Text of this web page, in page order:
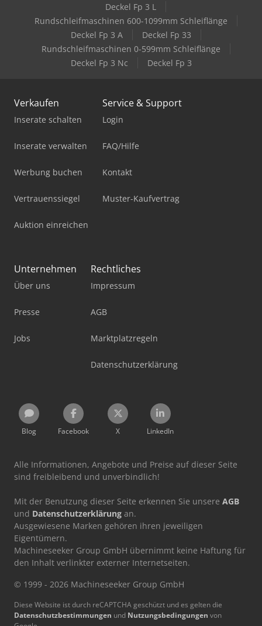
Deckel Fp 3 L
Rundschleifmaschinen 600-1099mm Schleiflänge
Deckel Fp 3 A
Deckel Fp 33
Rundschleifmaschinen 0-599mm Schleiflänge
Deckel Fp 3 Nc
Deckel Fp 3
Verkaufen
Inserate schalten
Inserate verwalten
Werbung buchen
Vertrauenssiegel
Auktion einreichen
Service & Support
Login
FAQ/Hilfe
Kontakt
Muster-Kaufvertrag
Unternehmen
Über uns
Presse
Jobs
Rechtliches
Impressum
AGB
Marktplatzregeln
Datenschutzerklärung
Blog Facebook X LinkedIn
Alle Informationen, Angebote und Preise auf dieser Seite
sind freibleibend und unverbindlich!
Mit der Benutzung dieser Seite erkennen Sie unsere AGB
und Datenschutzerklärung an.
Ausgewiesene Marken gehören ihren jeweiligen
Eigentümern.
Machineseeker Group GmbH übernimmt keine Haftung für
den Inhalt verlinkter externer Internetseiten.
© 1999 - 2026 Machineseeker Group GmbH
Diese Website ist durch reCAPTCHA geschützt und es gelten die
Datenschutzbestimmungen und Nutzungsbedingungen von